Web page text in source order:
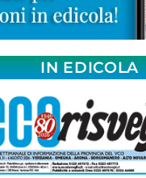
IN EDICOLA